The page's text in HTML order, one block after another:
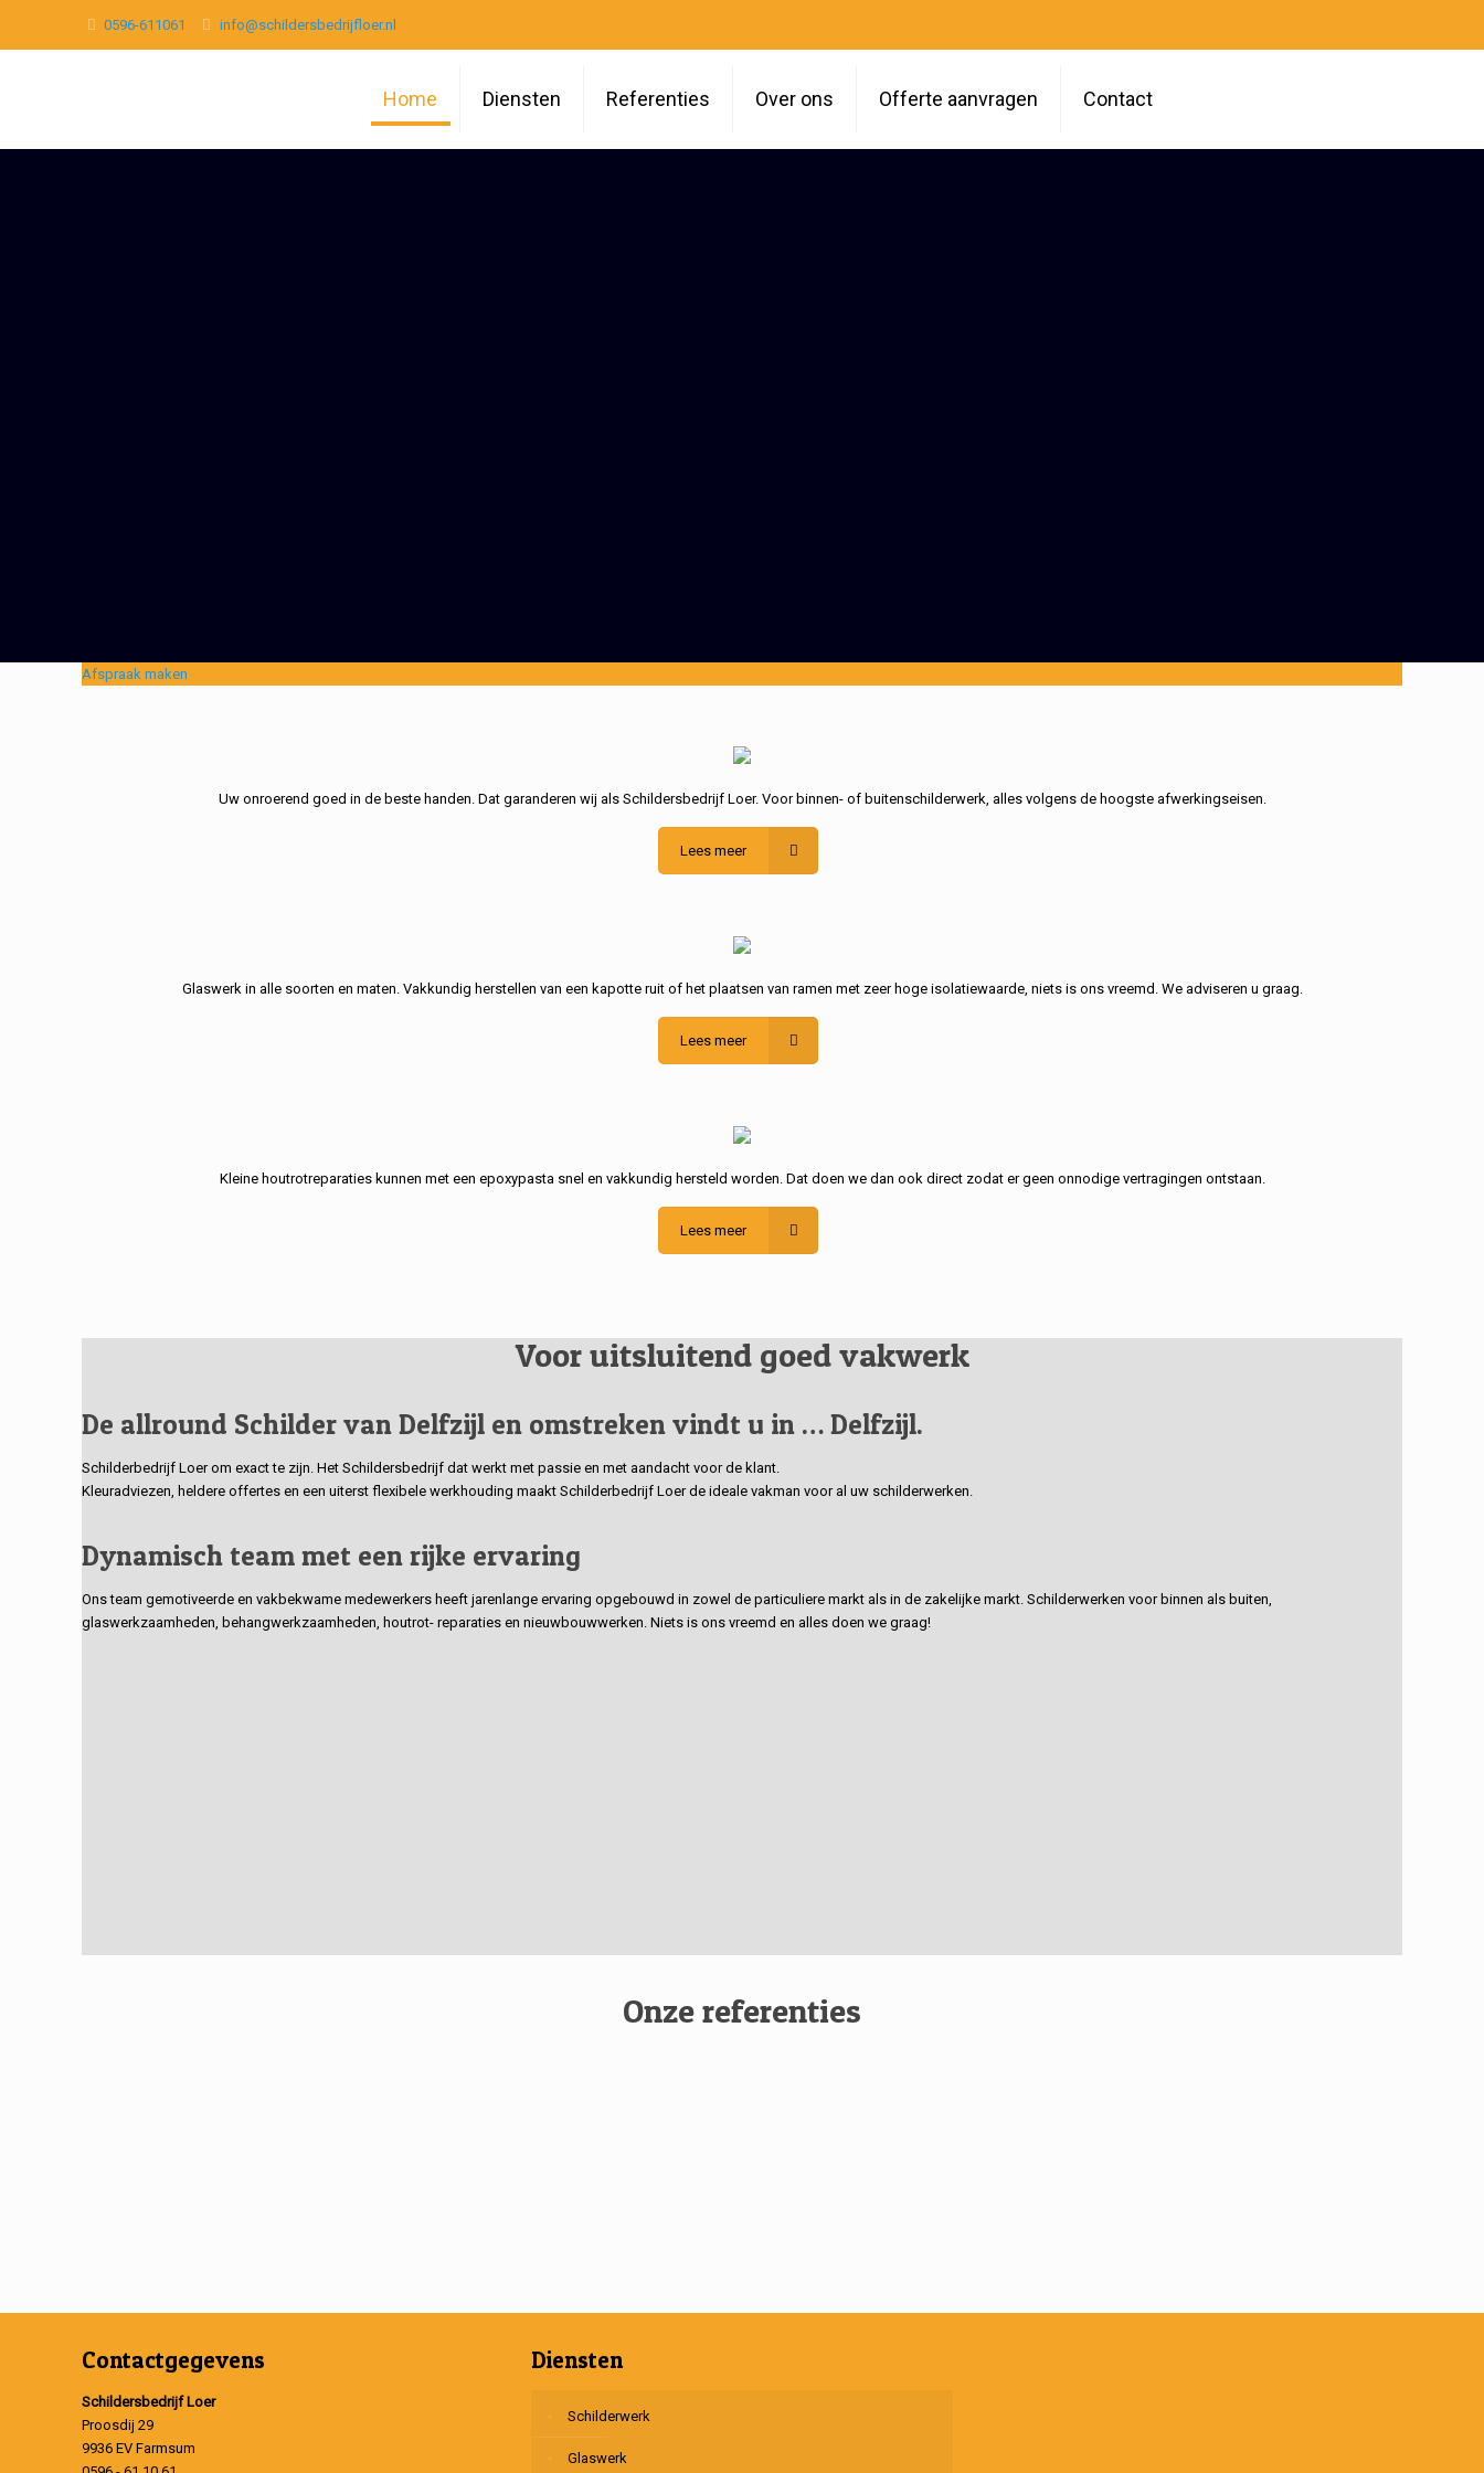
0596-611061 info@schildersbedrijfloer.nl
Home Diensten Referenties Over ons Offerte aanvragen Contact
Afspraak maken
Uw onroerend goed in de beste handen. Dat garanderen wij als Schildersbedrijf Loer. Voor binnen- of buitenschilderwerk, alles volgens de hoogste afwerkingseisen.
Lees meer
Glaswerk in alle soorten en maten. Vakkundig herstellen van een kapotte ruit of het plaatsen van ramen met zeer hoge isolatiewaarde, niets is ons vreemd. We adviseren u graag.
Lees meer
Kleine houtrotreparaties kunnen met een epoxypasta snel en vakkundig hersteld worden. Dat doen we dan ook direct zodat er geen onnodige vertragingen ontstaan.
Lees meer
Voor uitsluitend goed vakwerk
De allround Schilder van Delfzijl en omstreken vindt u in … Delfzijl.
Schilderbedrijf Loer om exact te zijn. Het Schildersbedrijf dat werkt met passie en met aandacht voor de klant.
Kleuradviezen, heldere offertes en een uiterst flexibele werkhouding maakt Schilderbedrijf Loer de ideale vakman voor al uw schilderwerken.
Dynamisch team met een rijke ervaring
Ons team gemotiveerde en vakbekwame medewerkers heeft jarenlange ervaring opgebouwd in zowel de particuliere markt als in de zakelijke markt. Schilderwerken voor binnen als buiten,
glaswerkzaamheden, behangwerkzaamheden, houtrot- reparaties en nieuwbouwwerken. Niets is ons vreemd en alles doen we graag!
Onze referenties
Contactgegevens
Schildersbedrijf Loer
Proosdij 29
9936 EV Farmsum
Diensten
Schilderwerk
Glaswerk